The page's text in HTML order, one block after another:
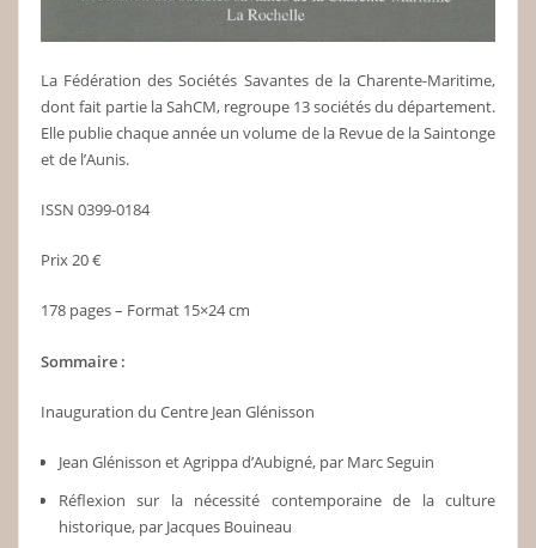
La Fédération des Sociétés Savantes de la Charente-Maritime,
dont fait partie la SahCM, regroupe 13 sociétés du département.
Elle publie chaque année un volume de la Revue de la Saintonge
et de l’Aunis.
ISSN 0399-0184
Prix 20 €
178 pages – Format 15×24 cm
Sommaire :
Inauguration du Centre Jean Glénisson
Jean Glénisson et Agrippa d’Aubigné, par Marc Seguin
Réflexion sur la nécessité contemporaine de la culture
historique, par Jacques Bouineau